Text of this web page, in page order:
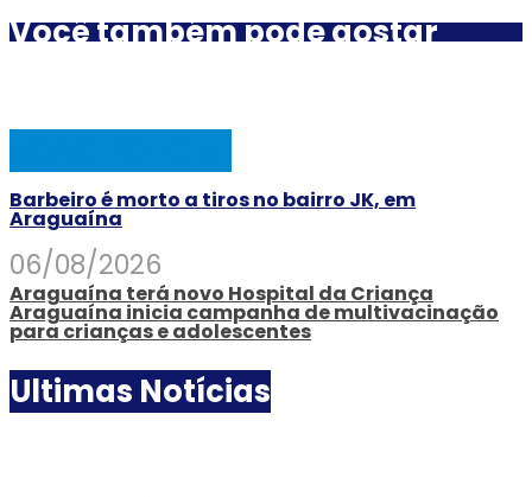
Você também pode gostar
Barbeiro é morto a tiros no bairro JK, em
Araguaína
06/08/2026
Araguaína terá novo Hospital da Criança
Araguaína inicia campanha de multivacinação
para crianças e adolescentes
Ultimas Notícias